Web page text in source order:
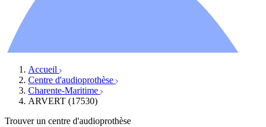
Évènements
Accueil
Centre d'audioprothèse
Charente-Maritime
ARVERT (17530)
Trouver un centre d'audioprothèse